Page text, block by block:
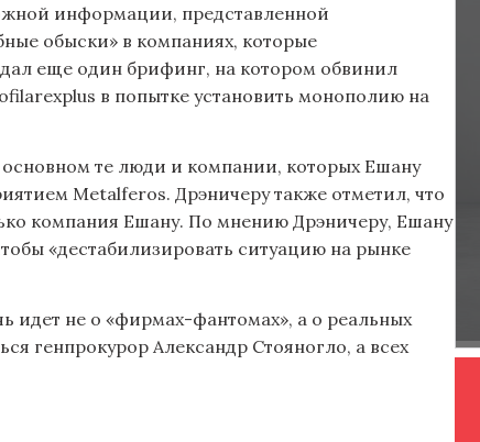
информации, представленной
обыски» в компаниях, которые
дал еще один брифинг, на котором обвинил
в попытке установить монополию на
те люди и компании, которых Ешану
Metalferos. Дрэничеру также отметил, что
компания Ешану. По мнению Дрэничеру, Ешану
«дестабилизировать ситуацию на рынке
идет не о «фирмах-фантомах», а о реальных
генпрокурор Александр Стояногло, а всех